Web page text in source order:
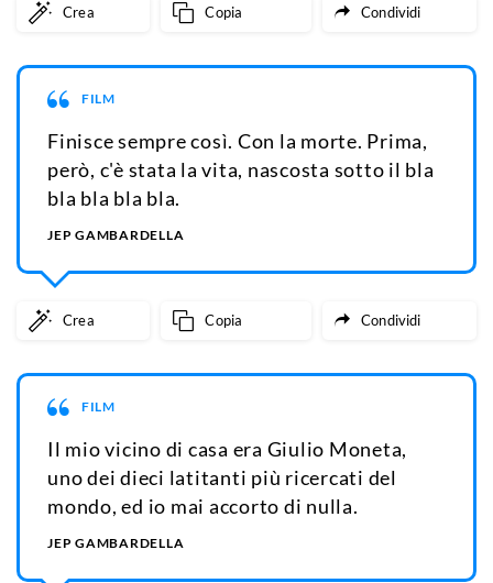
Crea Copia Condividi
FILM
Finisce sempre così. Con la morte. Prima,
però, c'è stata la vita, nascosta sotto il bla
bla bla bla bla.
JEP GAMBARDELLA
Crea Copia Condividi
FILM
Il mio vicino di casa era Giulio Moneta,
uno dei dieci latitanti più ricercati del
mondo, ed io mai accorto di nulla.
JEP GAMBARDELLA